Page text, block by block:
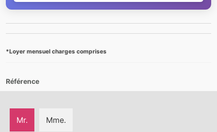
*Loyer mensuel charges comprises
Référence
Mr. Mme.